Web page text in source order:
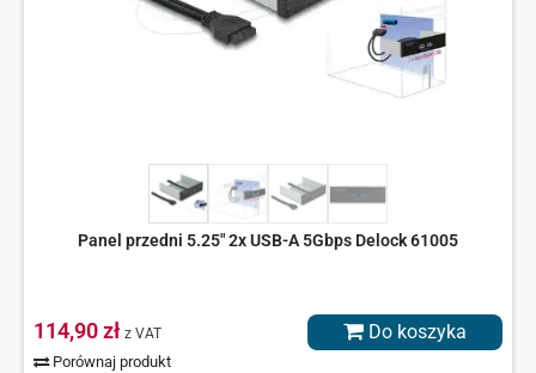
Panel przedni 5.25" 2x USB-A 5Gbps Delock 61005
114,90 zł z VAT
Porównaj produkt
Do koszyka